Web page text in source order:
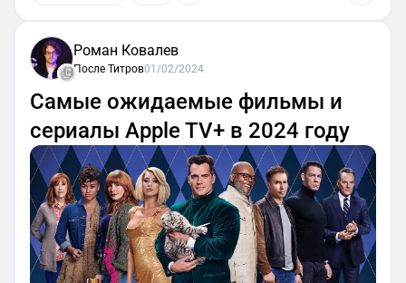
Роман Ковалев
После Титров01/02/2024
Самые ожидаемые фильмы и
сериалы Apple TV+ в 2024 году